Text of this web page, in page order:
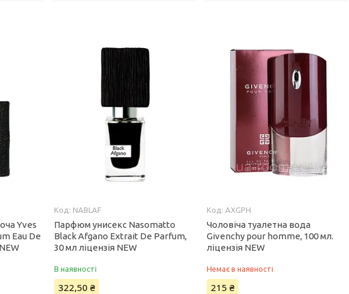
Yves
Eau De
NABLAF
Парфюм унисекс Nasomatto
Black Afgano Extrait De Parfum,
30 мл ліцензія NEW
В наявності
322,50 ₴
AXGPH
Чоловіча туалетна вода
Givenchy pour homme, 100 мл.
ліцензія NEW
Немає в наявності
215 ₴